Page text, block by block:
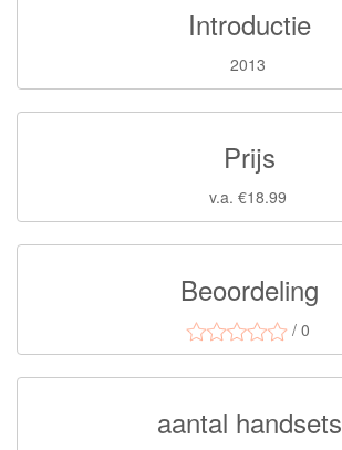
Introductie
2013
Prijs
v.a. €18.99
Beoordeling
/ 0
aantal handsets